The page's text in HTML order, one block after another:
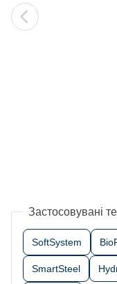
Застосовувані
SoftSystem
SmartSteel